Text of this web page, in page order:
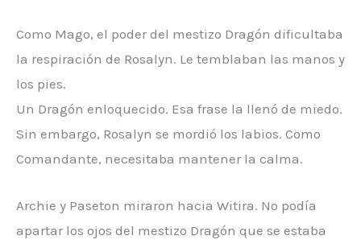
Como Mago, el poder del mestizo Dragón dificultaba
la respiración de Rosalyn. Le temblaban las manos y
los pies.
Un Dragón enloquecido. Esa frase la llenó de miedo.
Sin embargo, Rosalyn se mordió los labios. Como
Comandante, necesitaba mantener la calma.
Archie y Paseton miraron hacia Witira. No podía
apartar los ojos del mestizo Dragón que se estaba